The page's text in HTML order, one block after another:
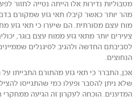
מטבוליות נדירות אלו הייתה נטייה לחזור
מהר יותר כאשר קיבלו תאי גזע שמקורם
מוח עצם מסורתית. הם שיערו כי תאי גזע
צעירים יותר מתאי גזע ממוח עצם בוגר,
לסביבתם החדשה ולהגיב לסיגנלים
הנחוצים.
אכן, התברר כי תאי גזע מהתורם התבייתו
שלא ניתן להסבר ופעלו כמי שהתגייסו
המדענים. הוכחה לעקרון זה הגיעה ממחקרי